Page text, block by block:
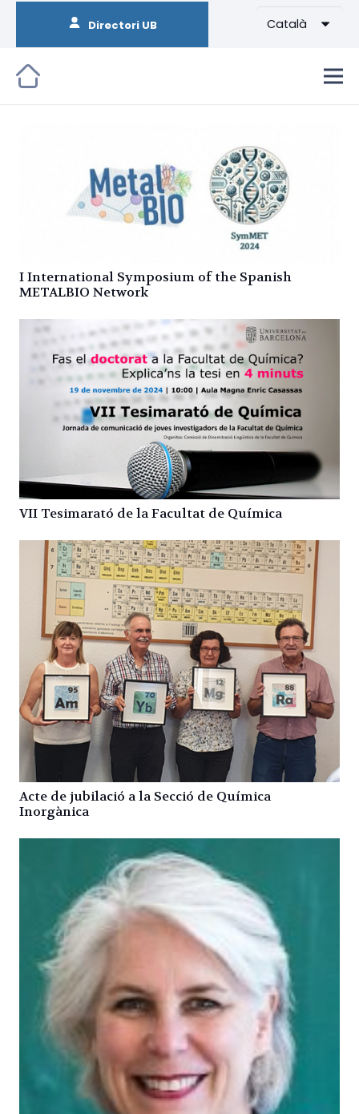
Directori UB Català
I International Symposium of the Spanish
METALBIO Network
VII Tesimarató de la Facultat de Química
Acte de jubilació a la Secció de Química
Inorgànica